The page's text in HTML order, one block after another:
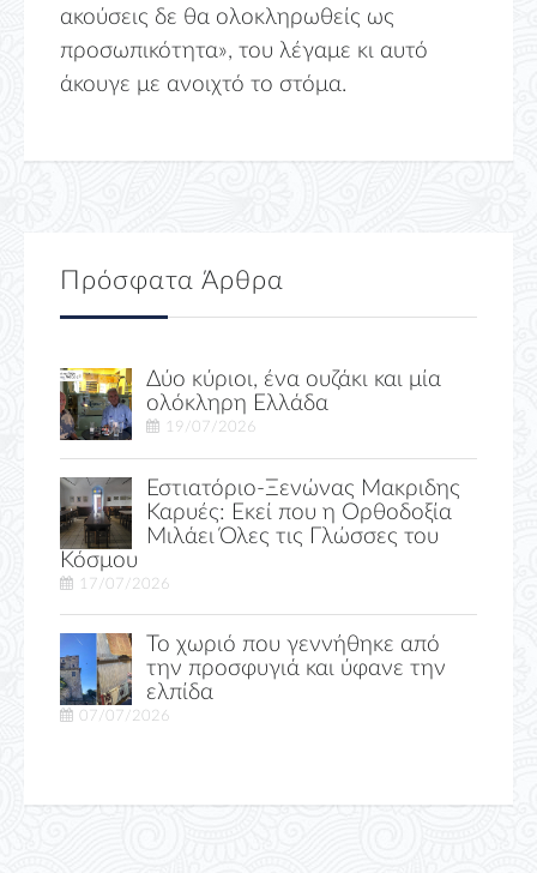
ακούσεις δε θα ολοκληρωθείς ως
προσωπικότητα», του λέγαμε κι αυτό
άκουγε με ανοιχτό το στόμα.
Πρόσφατα Άρθρα
Δύο κύριοι, ένα ουζάκι και μία
ολόκληρη Ελλάδα
19/07/2026
Εστιατόριο-Ξενώνας Μακριδης
Καρυές: Εκεί που η Ορθοδοξία
Μιλάει Όλες τις Γλώσσες του
Κόσμου
17/07/2026
Το χωριό που γεννήθηκε από
την προσφυγιά και ύφανε την
ελπίδα
07/07/2026